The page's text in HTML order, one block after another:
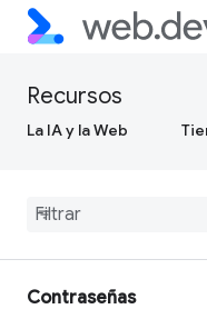
Recursos
La IA y la Web
Contraseñas